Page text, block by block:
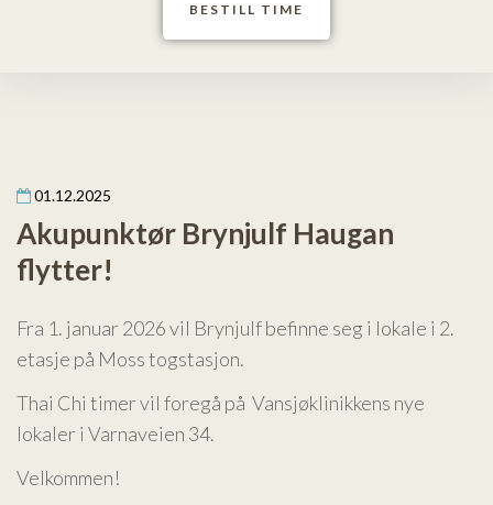
Om oss
Nyheter
BESTILL TIME
01.12.2025
Akupunktør Brynjulf Haugan
flytter!
Fra 1. januar 2026 vil Brynjulf befinne seg i lokale i 2.
etasje på Moss togstasjon.
Thai Chi timer vil foregå på Vansjøklinikkens nye
lokaler i Varnaveien 34.
Velkommen!